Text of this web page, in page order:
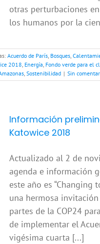
otras perturbaciones
los humanos por la
Acuerdo de París, Bosques,
2018, Energía, Fondo verde para el
, Sostenibilidad | Sin
Información
Katowice 2018
Actualizado al 2 de
agenda e información
este año es “Changing
una hermosa
partes de la COP24
de implementar el
vigésima cuarta [...]